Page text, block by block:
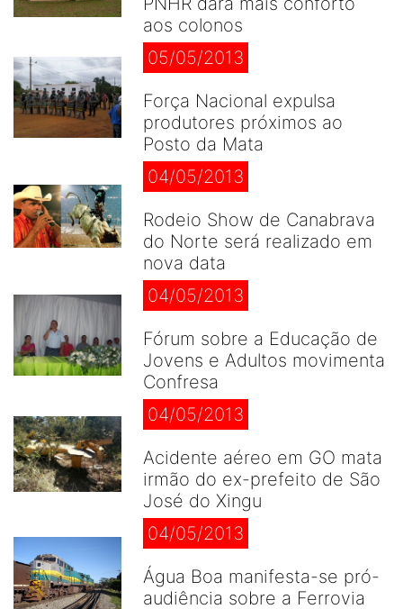
aos colonos
05/05/2013
Força Nacional expulsa
produtores próximos ao
Posto da Mata
04/05/2013
Rodeio Show de Canabrava
do Norte será realizado em
nova data
04/05/2013
Fórum sobre a Educação de
Jovens e Adultos movimenta
Confresa
04/05/2013
Acidente aéreo em GO mata
irmão do ex-prefeito de São
José do Xingu
04/05/2013
Água Boa manifesta-se pró-
audiência sobre a Ferrovia